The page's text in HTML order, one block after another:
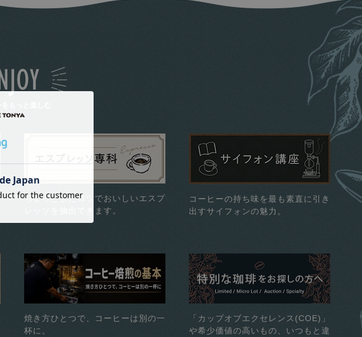
ちょっとしたコツでおいしいエスプ
レッソを抽出できます。
コーヒーの持ち味を最も素直に引き
出すサイフォンの魅力。
焼き方ひとつで、コーヒーは別の一
杯に。
「カップオブエクセレンス(COE)」
や希少価値の高いもの、いつもと違